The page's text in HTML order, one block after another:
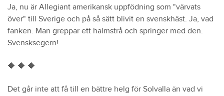
Ja, nu är Allegiant amerikansk uppfödning som "värvats
över" till Sverige och på så sätt blivit en svenskhäst. Ja, vad
fanken. Man greppar ett halmstrå och springer med den.
Svensksegern!
🔷 🔷 🔷
Det går inte att få till en bättre helg för Solvalla än vad vi